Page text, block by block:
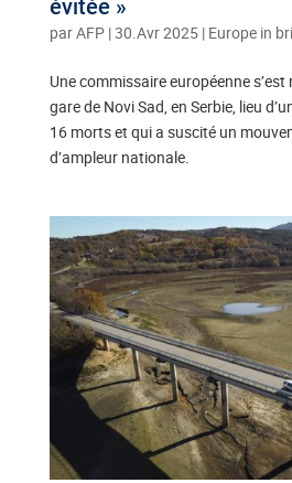
évitée »
parAFP|30.Avr 2025| Europe in
Une commissaire européenne
gare de Novi Sad, en Serbie, lieu
16 morts et qui a suscité un
d’ampleur nationale.